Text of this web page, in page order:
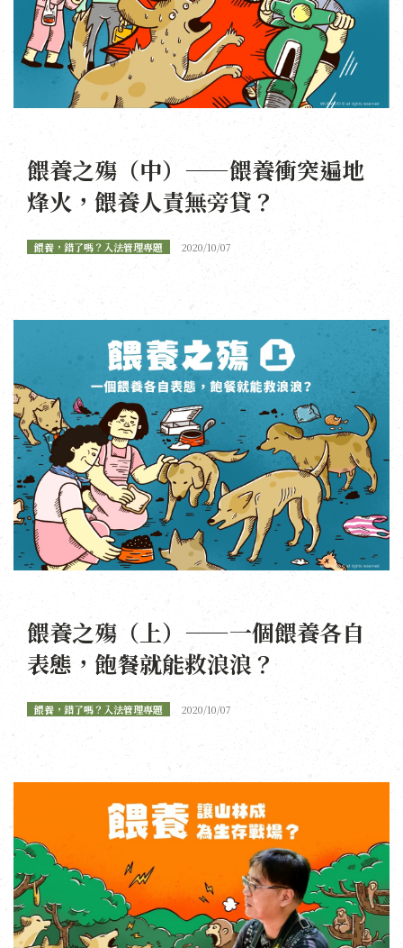
餵養之殤（中）——餵養衝突遍地
烽火，餵養人責無旁貸？
餵養，錯了嗎？入法管理專題 2020/10/07
餵養之殤（上）——一個餵養各自
表態，飽餐就能救浪浪？
餵養，錯了嗎？入法管理專題 2020/10/07